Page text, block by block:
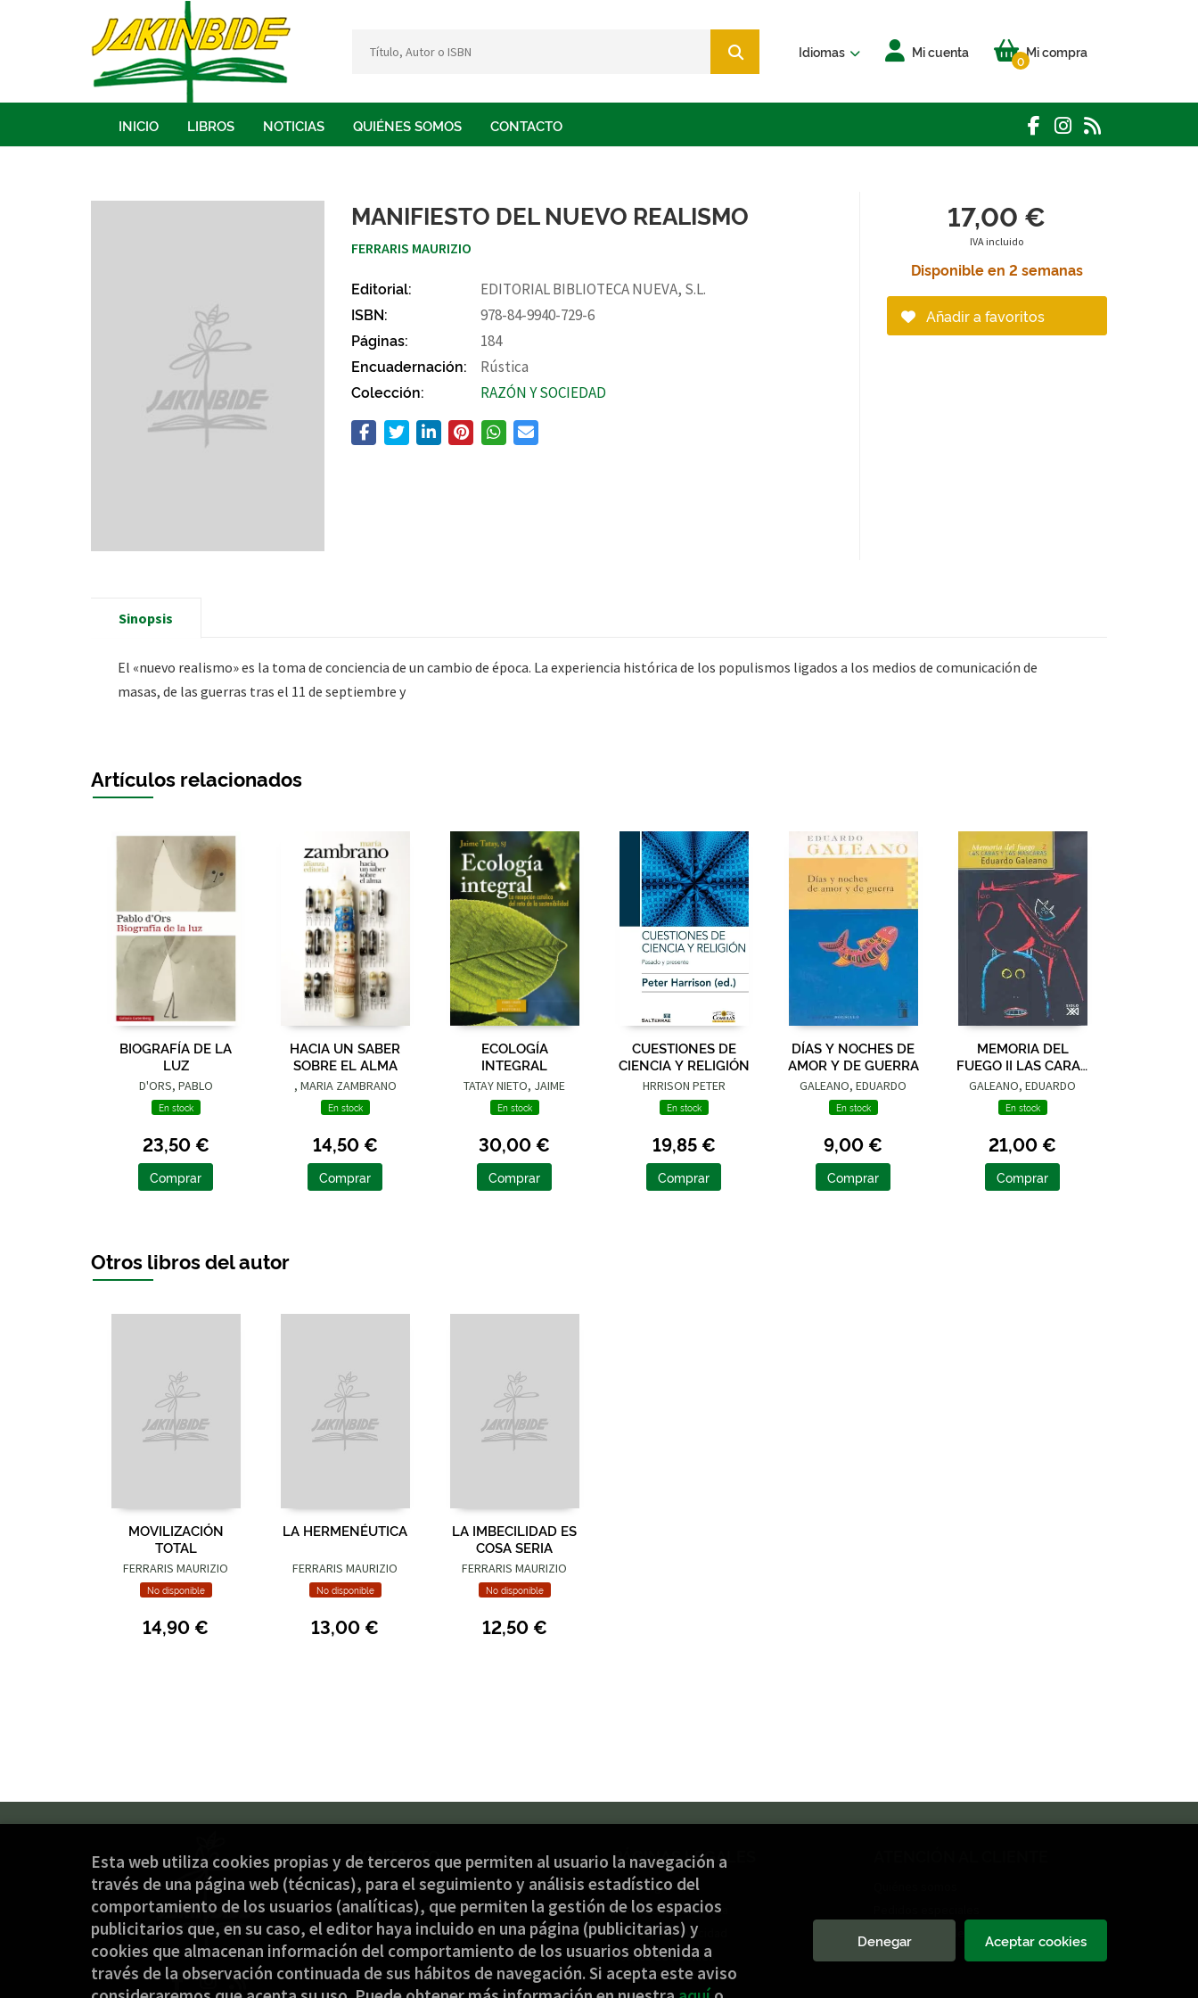
Idiomas Mi cuenta Mi compra
0
INICIO LIBROS NOTICIAS QUIÉNES SOMOS CONTACTO
MANIFIESTO DEL NUEVO REALISMO
FERRARIS MAURIZIO
Editorial:
EDITORIAL BIBLIOTECA NUEVA, S.L.
ISBN:
978-84-9940-729-6
Páginas:
184
Encuadernación:
Rústica
Colección:
RAZÓN Y SOCIEDAD
17,00 €
IVA incluido
Disponible en 2 semanas
Añadir a favoritos
Sinopsis
El «nuevo realismo» es la toma de conciencia de un cambio de época. La experiencia histórica de los populismos ligados a los medios de comunicación de
masas, de las guerras tras el 11 de septiembre y
Artículos relacionados
BIOGRAFÍA DE LA
LUZ
D'ORS, PABLO
En stock
23,50 €
Comprar
HACIA UN SABER
SOBRE EL ALMA
, MARIA ZAMBRANO
En stock
14,50 €
Comprar
ECOLOGÍA
INTEGRAL
TATAY NIETO, JAIME
En stock
30,00 €
Comprar
CUESTIONES DE
CIENCIA Y RELIGIÓN
HRRISON PETER
En stock
19,85 €
Comprar
DÍAS Y NOCHES DE
AMOR Y DE GUERRA
GALEANO, EDUARDO
En stock
9,00 €
Comprar
MEMORIA DEL
FUEGO II LAS CARAS
Y LAS MÁSCARAS
GALEANO, EDUARDO
En stock
21,00 €
Comprar
Otros libros del autor
MOVILIZACIÓN
TOTAL
FERRARIS MAURIZIO
No disponible
14,90 €
LA HERMENÉUTICA
FERRARIS MAURIZIO
No disponible
13,00 €
LA IMBECILIDAD ES
COSA SERIA
FERRARIS MAURIZIO
No disponible
12,50 €
CONTACTO
(+34) 944 232 934
jakinbide@jakinbide.eus
Formulario de contacto
PÁGINAS LEGALES
Aviso legal
Condiciones de venta
Política de privacidad
Política de Cookies
Formulario de desistimiento
Esta web utiliza cookies propias y de terceros que permiten al usuario la navegación a
través de una página web (técnicas), para el seguimiento y análisis estadístico del
comportamiento de los usuarios (analíticas), que permiten la gestión de los espacios
publicitarios que, en su caso, el editor haya incluido en una página (publicitarias) y
cookies que almacenan información del comportamiento de los usuarios obtenida a
través de la observación continuada de sus hábitos de navegación. Si acepta este aviso
Denegar Aceptar cookies